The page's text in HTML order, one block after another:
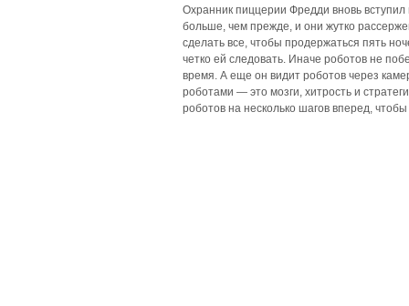
Охранник пиццерии Фредди вновь
больше, чем прежде, и они жутко
сделать все, чтобы продержаться пять
четко ей следовать. Иначе роботов не
время. А еще он видит роботов через
роботами — это мозги, хитрость и
роботов на несколько шагов вперед,